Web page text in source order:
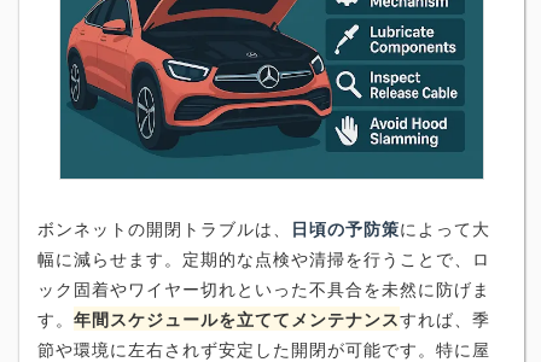
ボンネットの開閉トラブルは、 日頃の予防策によって大
幅に減らせます。定期的な点検や清掃を行うことで、ロ
ック固着やワイヤー切れといった不具合を未然に防げま
す。 年間スケジュールを立ててメンテナンスすれば、季
節や環境に左右されず安定した開閉が可能です。特に屋